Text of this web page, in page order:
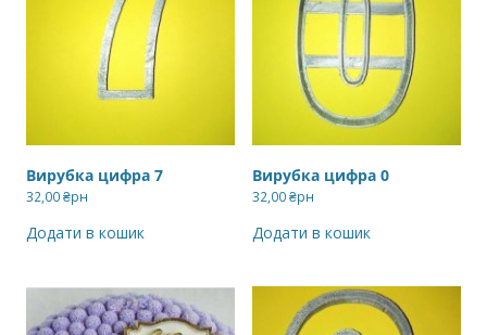
Вирубка цифра 7
32,00₴рн
Додати в кошик
Вирубка цифра 0
32,00₴рн
Додати в кошик